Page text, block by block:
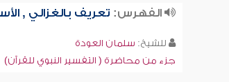
الفهرس: تعريف بالغزالي ,
للشيخ: سلمان العودة
جزء من محاضرة ( التفسير النبوي للقرآن)